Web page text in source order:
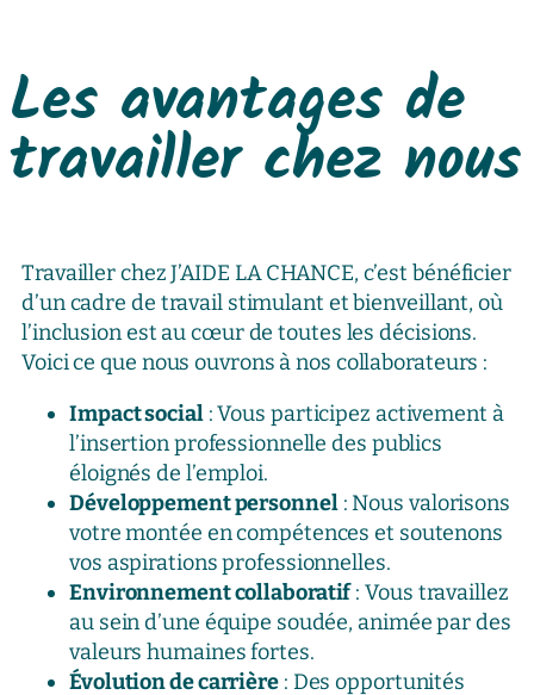
Les avantages de
travailler chez nous
Travailler chez J’AIDE LA CHANCE, c’est bénéficier
d’un cadre de travail stimulant et bienveillant, où
l’inclusion est au cœur de toutes les décisions.
Voici ce que nous ouvrons à nos collaborateurs :
Impact social: Vous participez activement à
l’insertion professionnelle des publics
éloignés de l’emploi.
Développement personnel: Nous valorisons
votre montée en compétences et soutenons
vos aspirations professionnelles.
Environnement collaboratif: Vous travaillez
au sein d’une équipe soudée, animée par des
valeurs humaines fortes.
Évolution de carrière: Des opportunités